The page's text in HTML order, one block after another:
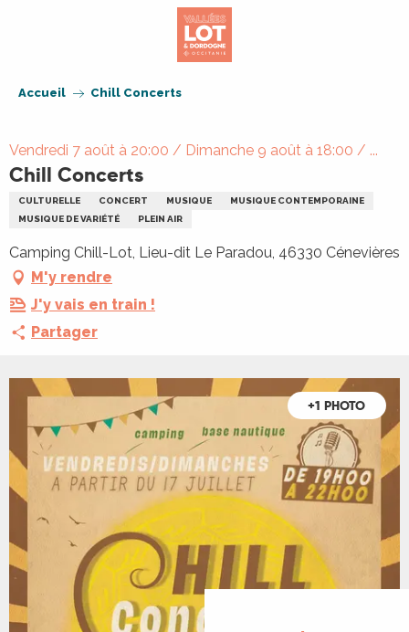
Accueil Chill Concerts
Vendredi 7 août à 20:00 / Dimanche 9 août à 18:00 / ...
Chill Concerts
CULTURELLE CONCERT MUSIQUE
MUSIQUE CONTEMPORAINE
MUSIQUE DE VARIÉTÉ
PLEIN AIR
Camping Chill-Lot, Lieu-dit Le Paradou, 46330 Cénevières
M'y rendre
J'y vais en train !
Partager
+1 PHOTO